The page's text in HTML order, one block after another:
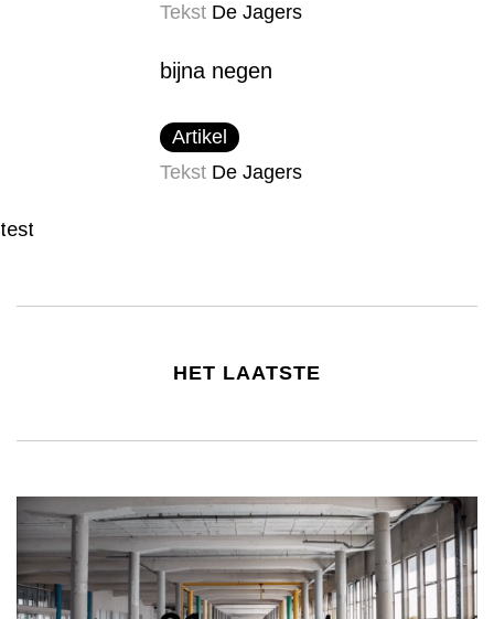
Tekst De Jagers
bijna negen
Artikel
Tekst De Jagers
test
HET LAATSTE